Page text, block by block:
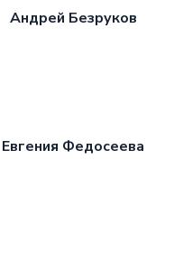
Андрей Безруков
Евгения Федосеева